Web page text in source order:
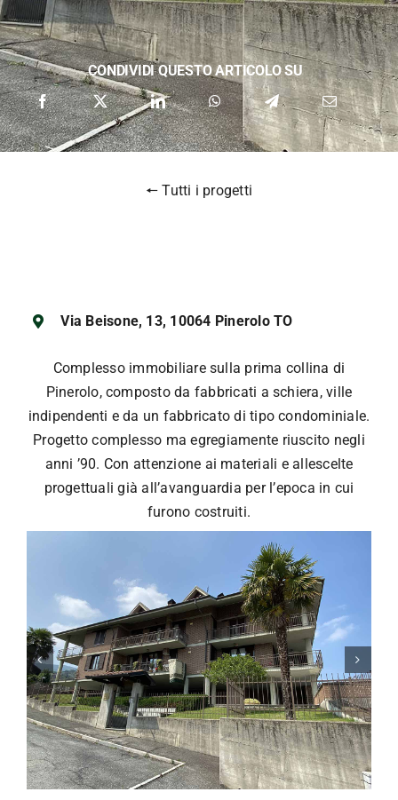
Contatti
CONDIVIDI QUESTO ARTICOLO SU
🠔 Tutti i progetti
Via Beisone, 13, 10064 Pinerolo TO
Complesso immobiliare sulla prima collina di
Pinerolo, composto da fabbricati a schiera, ville
indipendenti e da un fabbricato di tipo condominiale.
Progetto complesso ma egregiamente riuscito negli
anni ’90. Con attenzione ai materiali e allescelte
progettuali già all’avanguardia per l’epoca in cui
furono costruiti.